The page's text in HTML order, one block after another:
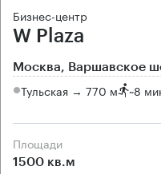
Бизнес-центр
W Plaza
Москва, Варшавское
Тульская → 770 м ~8
Площади
1500 кв.м